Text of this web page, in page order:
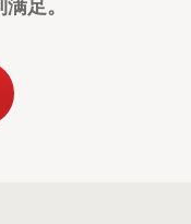
足。